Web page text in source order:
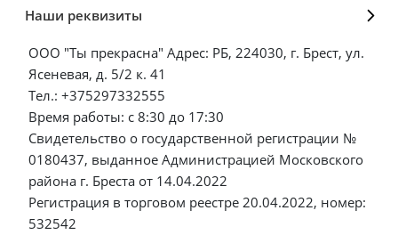
Наши реквизиты
ООО "Ты прекрасна" Адрес: РБ, 224030, г. Брест, ул.
Ясеневая, д. 5/2 к. 41
Тел.: +375297332555
Время работы: с 8:30 до 17:30
Свидетельство о государственной регистрации №
0180437, выданное Администрацией Московского
района г. Бреста от 14.04.2022
Регистрация в торговом реестре 20.04.2022, номер:
532542